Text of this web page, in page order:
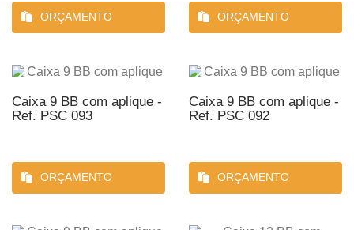
ORÇAMENTO ORÇAMENTO
Caixa 9 BB com aplique -
Ref. PSC 093
ORÇAMENTO
Caixa 9 BB com aplique -
Ref. PSC 092
ORÇAMENTO